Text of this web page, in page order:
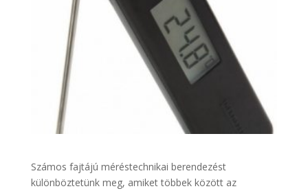
Számos fajtájú méréstechnikai berendezést
különböztetünk meg, amiket többek között az